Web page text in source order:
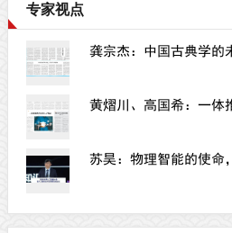
专家视点
龚宗杰：中国古典学的
黄熠川、高国希：一体
苏昊：物理智能的使命